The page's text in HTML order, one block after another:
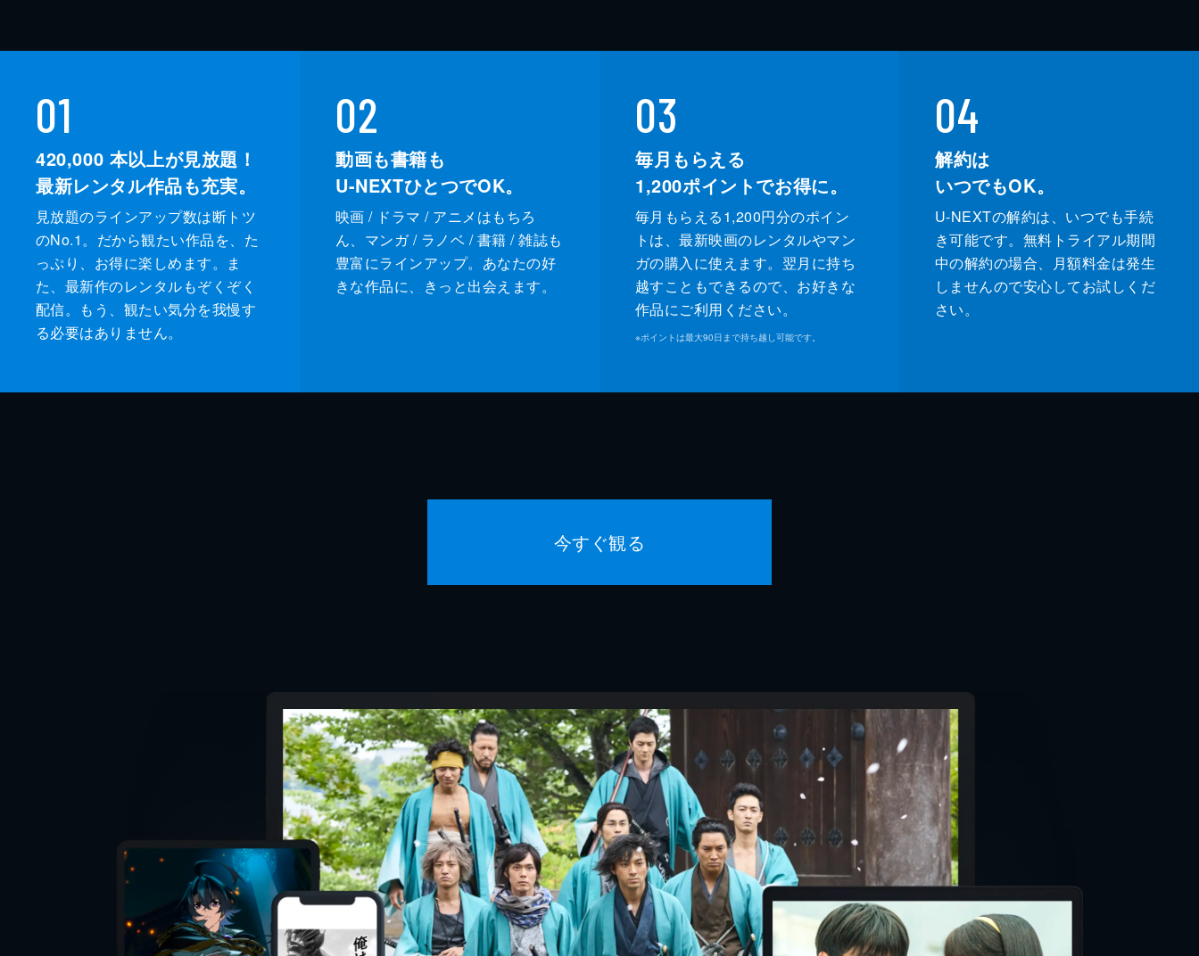
01
420,000 本以上が見放題！
最新レンタル作品も充実。
見放題のラインアップ数は断トツ
のNo.1。だから観たい作品を、た
っぷり、お得に楽しめます。ま
た、最新作のレンタルもぞくぞく
配信。もう、観たい気分を我慢す
る必要はありません。
02
動画も書籍も
U-NEXTひとつでOK。
映画 / ドラマ / アニメはもちろ
ん、マンガ / ラノベ / 書籍 / 雑誌も
豊富にラインアップ。あなたの好
きな作品に、きっと出会えます。
03
毎月もらえる
1,200ポイントでお得に。
毎月もらえる1,200円分のポイン
トは、最新映画のレンタルやマン
ガの購入に使えます。翌月に持ち
越すこともできるので、お好きな
作品にご利用ください。
※ポイントは最大90日まで持ち越し可能です。
04
解約は
いつでもOK。
U-NEXTの解約は、いつでも手続
き可能です。無料トライアル期間
中の解約の場合、月額料金は発生
しませんので安心してお試しくだ
さい。
今すぐ観る